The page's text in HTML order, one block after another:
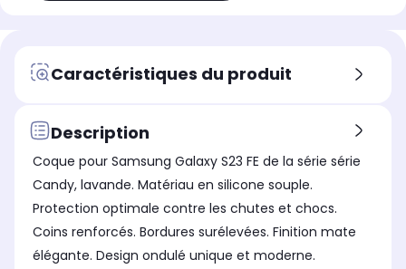
Caractéristiques du produit
Description
Coque pour Samsung Galaxy S23 FE de la série série
Candy, lavande. Matériau en silicone souple.
Protection optimale contre les chutes et chocs.
Coins renforcés. Bordures surélevées. Finition mate
élégante. Design ondulé unique et moderne.